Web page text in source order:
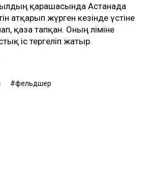
қарашасында Астанада
атқарып жүрген кезінде үстіне
қаза тапқан. Оның өліміне
іс тергеліп жатыр.
фельдшер